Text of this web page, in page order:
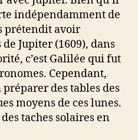
indépendamment de
prétendit avoir
Jupiter (1609), dans
c’est Galilée qui fut
Cependant,
des tables des
moyens de ces lunes.
taches solaires en